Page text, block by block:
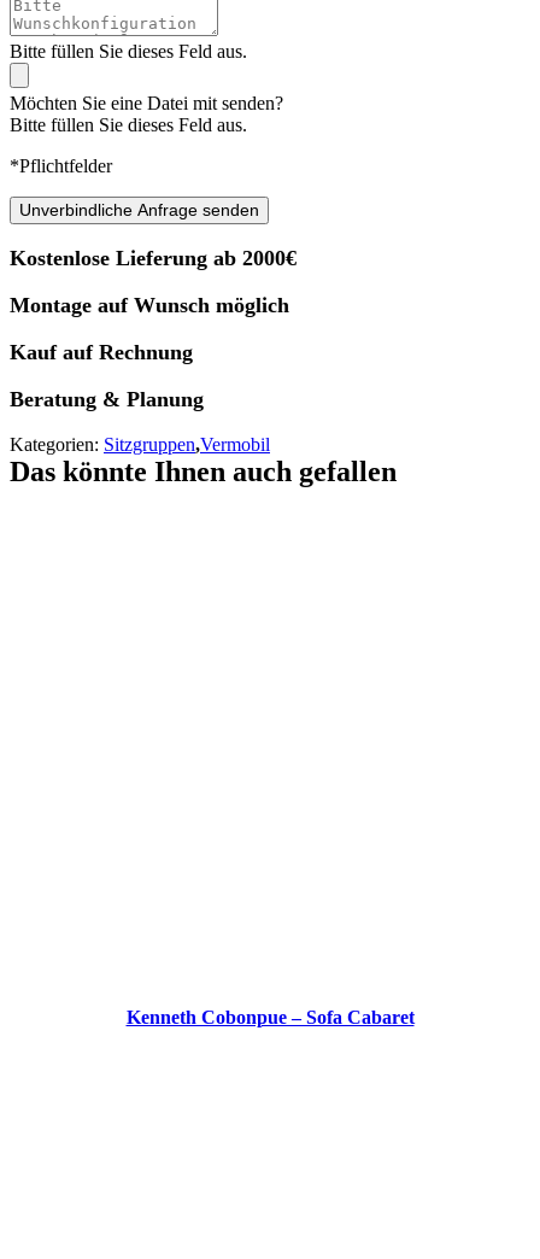
Bitte füllen Sie dieses Feld aus.
Möchten Sie eine Datei mit senden?
Bitte füllen Sie dieses Feld aus.
*Pflichtfelder
Unverbindliche Anfrage senden
Kostenlose Lieferung ab 2000€
Montage auf Wunsch möglich
Kauf auf Rechnung
Beratung & Planung
Kategorien: Sitzgruppen,Vermobil
Das könnte Ihnen auch gefallen
Kenneth Cobonpue – Sofa Cabaret